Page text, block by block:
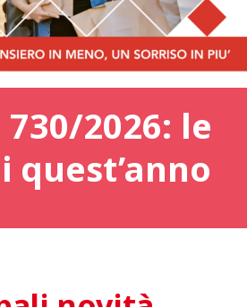
2026: le
quest’anno